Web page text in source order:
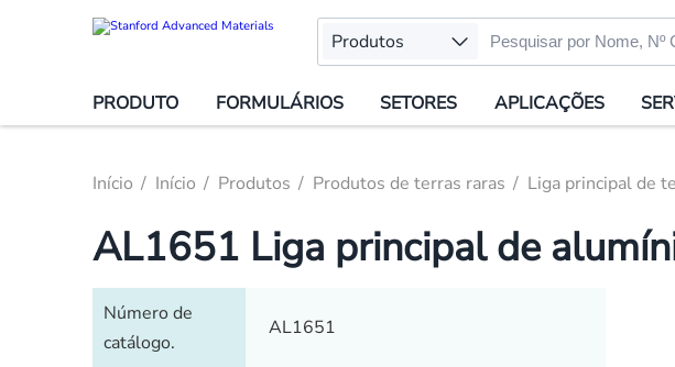
Produtos
PRODUTO FORMULÁRIOS SETORES APLICAÇÕES
Início Início Produtos Produtos de terras raras Liga principal de
AL1651 Liga principal de
Número de
catálogo.
AL1651